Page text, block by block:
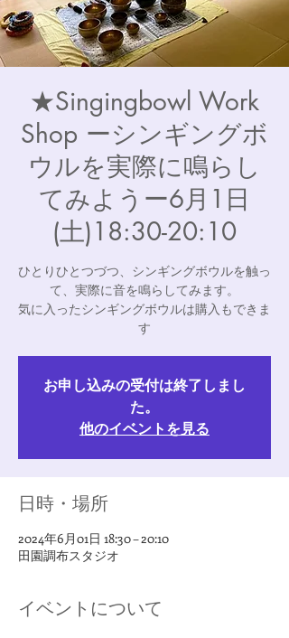
★Singingbowl Work
Shop ーシンギングボ
ウルを実際に鳴らし
てみようー6月1日
(土)18:30-20:10
ひとりひとつづつ、シンギングボウルを触っ
て、実際に音を鳴らしてみます。
気に入ったシンギングボウルは購入もできま
す
お申し込みの受付は終了しまし
た。
他のイベントを見る
日時・場所
2024年6月01日 18:30 – 20:10
田園調布スタジオ
イベントについて